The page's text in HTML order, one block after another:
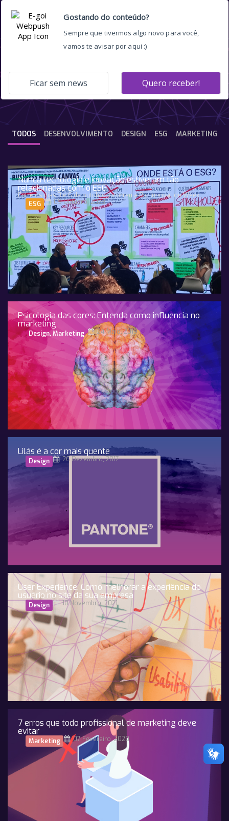
Grupo Salta
DESENVOLVIMENTO DESIGN ESG MARKETING
TODOS
Nunca tecnologia e inovação estiveram tão
relacionadas com o ESG
Entre os dias 3 e 6 de outubro, ocorreu a Rio Innovation Week,
ESG
09 Outubro, 2023
Psicologia das cores: Entenda como influencia no
marketing
Design,Marketing 24 Maio, 2019
Lilás é a cor mais quente
Design 26 Dezembro, 2017
User Experience: Como melhorar a experiência do
usuário no site da sua empresa
Design 10 Novembro, 2021
7 erros que todo profissional de marketing deve
evitar
Marketing 07 Fevereiro, 2020